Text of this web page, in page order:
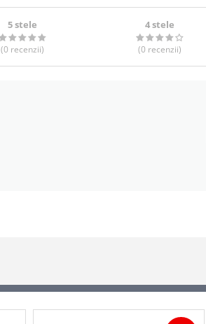
5 stele
(0 recenzii)
4 stele
(0 recenzii)